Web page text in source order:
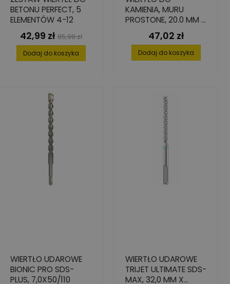
BETONU PERFECT, 5
ELEMENTÓW 4-12
Cena
42,99 zł Cena
podstawowa
85,98 zł
Dodaj do koszyka
KAMIENIA, MURU
PROSTONE, 20.0 MM X
100 MM X 160 MM
Cena
47,02 zł
Dodaj do koszyka
WIERTŁO UDAROWE
BIONIC PRO SDS-
PLUS, 7,0X50/110
WIERTŁO UDAROWE
TRIJET ULTIMATE SDS-
MAX, 32,0 MM X